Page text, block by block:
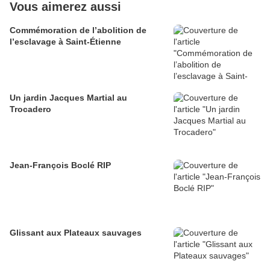
Vous aimerez aussi
Commémoration de l’abolition de
l’esclavage à Saint-Étienne
Un jardin Jacques Martial au
Trocadero
Jean-François Boclé RIP
Glissant aux Plateaux sauvages